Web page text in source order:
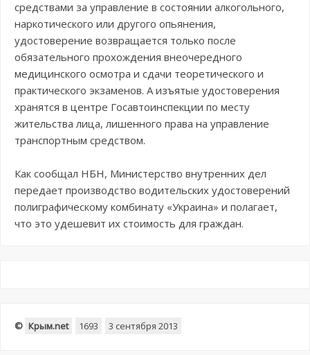
средствами за управление в состоянии алкогольного,
наркотического или другого опьянения,
удостоверение возвращается только после
обязательного прохождения внеочередного
медицинского осмотра и сдачи теоретического и
практического экзаменов. А изъятые удостоверения
хранятся в центре Госавтоинспекции по месту
жительства лица, лишенного права на управление
транспортным средством.
Как сообщал НБН, Министерство внутренних дел
передает производство водительских удостоверений
полиграфическому комбинату «Украина» и полагает,
что это удешевит их стоимость для граждан.
© Крым.net 1693 3 сентября 2013